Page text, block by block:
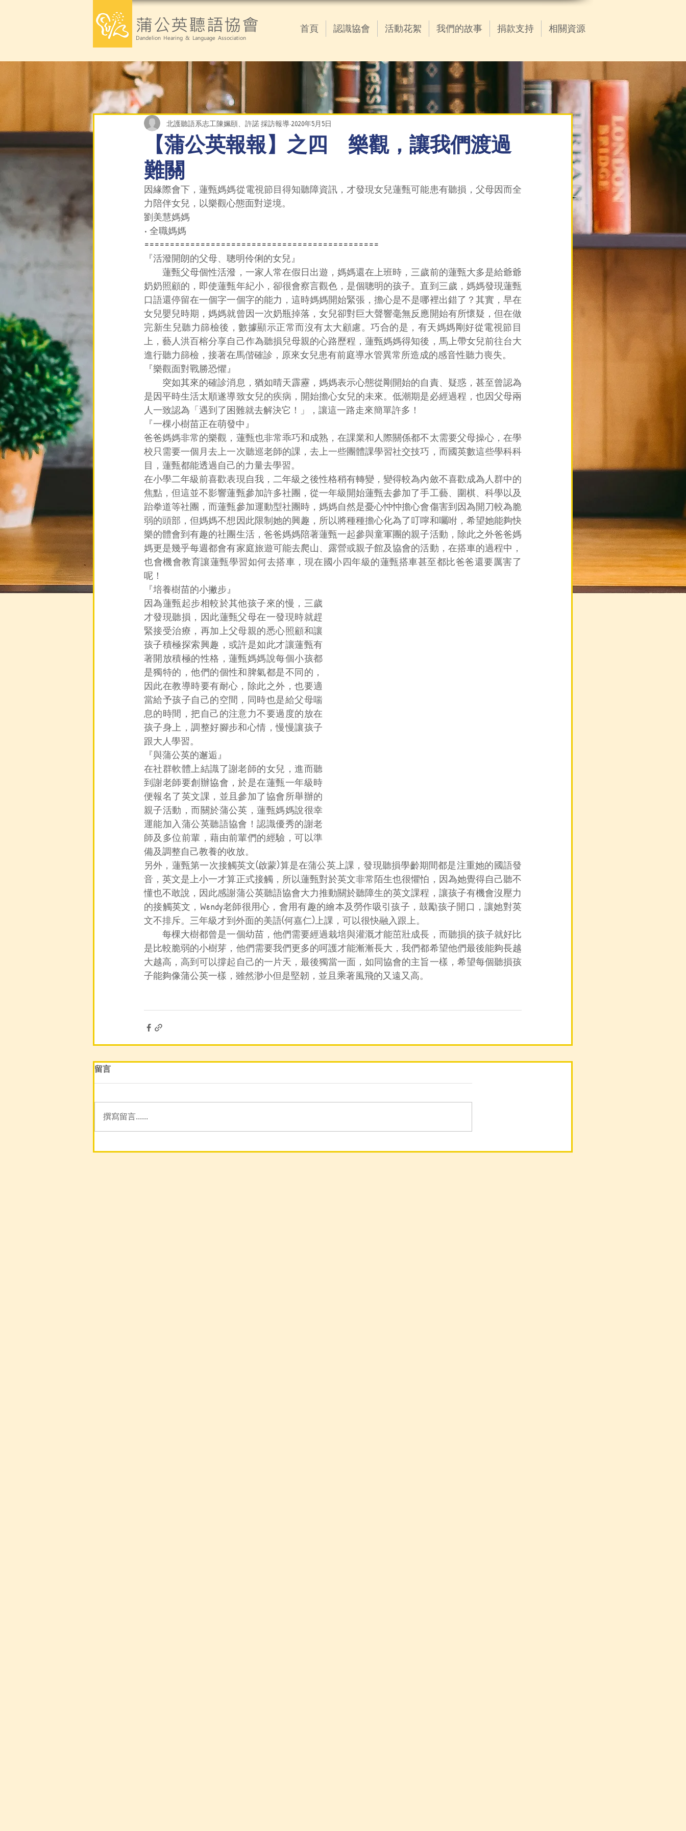
蒲公英聽語協會
Dandelion Hearing & Language Association
首頁 認識協會 活動花絮 我們的故事 捐款支持 相關資源
【蒲公英報報】之四 樂觀，讓我們渡過
難關
北護聽語系志工陳姵頤、許諾 採訪報導 2020年5月5日
因緣際會下，蓮甄媽媽從電視節目得知聽障資訊，才發現女兒蓮甄可能患有聽損，父母因而全
力陪伴女兒，以樂觀心態面對逆境。
劉美慧媽媽
• 全職媽媽
==============================================
『活潑開朗的父母、聰明伶俐的女兒』
蓮甄父母個性活潑，一家人常在假日出遊，媽媽還在上班時，三歲前的蓮甄大多是給爺爺
奶奶照顧的，即使蓮甄年紀小，卻很會察言觀色，是個聰明的孩子。直到三歲，媽媽發現蓮甄
口語還停留在一個字一個字的能力，這時媽媽開始緊張，擔心是不是哪裡出錯了？其實，早在
女兒嬰兒時期，媽媽就曾因一次奶瓶掉落，女兒卻對巨大聲響毫無反應開始有所懷疑，但在做
完新生兒聽力篩檢後，數據顯示正常而沒有太大顧慮。巧合的是，有天媽媽剛好從電視節目
上，藝人洪百榕分享自己作為聽損兒母親的心路歷程，蓮甄媽媽得知後，馬上帶女兒前往台大
進行聽力篩檢，接著在馬偕確診，原來女兒患有前庭導水管異常所造成的感音性聽力喪失。
『樂觀面對戰勝恐懼』
突如其來的確診消息，猶如晴天霹靂，媽媽表示心態從剛開始的自責、疑惑，甚至曾認為
是因平時生活太順遂導致女兒的疾病，開始擔心女兒的未來。低潮期是必經過程，也因父母兩
人一致認為「遇到了困難就去解決它！」，讓這一路走來簡單許多！
『一棵小樹苗正在萌發中』
爸爸媽媽非常的樂觀，蓮甄也非常乖巧和成熟，在課業和人際關係都不太需要父母操心，在學
校只需要一個月去上一次聽巡老師的課，去上一些團體課學習社交技巧，而國英數這些學科科
目，蓮甄都能透過自己的力量去學習。
在小學二年級前喜歡表現自我，二年級之後性格稍有轉變，變得較為內斂不喜歡成為人群中的
焦點，但這並不影響蓮甄參加許多社團，從一年級開始蓮甄去參加了手工藝、圍棋、科學以及
跆拳道等社團，而蓮甄參加運動型社團時，媽媽自然是憂心忡忡擔心會傷害到因為開刀較為脆
弱的頭部，但媽媽不想因此限制她的興趣，所以將種種擔心化為了叮嚀和囑咐，希望她能夠快
樂的體會到有趣的社團生活，爸爸媽媽陪著蓮甄一起參與童軍團的親子活動，除此之外爸爸媽
媽更是幾乎每週都會有家庭旅遊可能去爬山、露營或親子館及協會的活動，在搭車的過程中，
也會機會教育讓蓮甄學習如何去搭車，現在國小四年級的蓮甄搭車甚至都比爸爸還要厲害了
呢！
『培養樹苗的小撇步』
因為蓮甄起步相較於其他孩子來的慢，三歲
才發現聽損，因此蓮甄父母在一發現時就趕
緊接受治療，再加上父母親的悉心照顧和讓
孩子積極探索興趣，或許是如此才讓蓮甄有
著開放積極的性格，蓮甄媽媽說每個小孩都
是獨特的，他們的個性和脾氣都是不同的，
因此在教導時要有耐心，除此之外，也要適
當給予孩子自己的空間，同時也是給父母喘
息的時間，把自己的注意力不要過度的放在
孩子身上，調整好腳步和心情，慢慢讓孩子
跟大人學習。
『與蒲公英的邂逅』
在社群軟體上結識了謝老師的女兒，進而聽
到謝老師要創辦協會，於是在蓮甄一年級時
便報名了英文課，並且參加了協會所舉辦的
親子活動，而關於蒲公英，蓮甄媽媽說很幸
運能加入蒲公英聽語協會！認識優秀的謝老
師及多位前輩，藉由前輩們的經驗，可以準
備及調整自己教養的收放。
另外，蓮甄第一次接觸英文(啟蒙)算是在蒲公英上課，發現聽損學齡期間都是注重她的國語發
音，英文是上小一才算正式接觸，所以蓮甄對於英文非常陌生也很懼怕，因為她覺得自己聽不
懂也不敢說，因此感謝蒲公英聽語協會大力推動關於聽障生的英文課程，讓孩子有機會沒壓力
的接觸英文，Wendy老師很用心，會用有趣的繪本及勞作吸引孩子，鼓勵孩子開口，讓她對英
文不排斥。三年級才到外面的美語(何嘉仁)上課，可以很快融入跟上。
每棵大樹都曾是一個幼苗，他們需要經過栽培與灌溉才能茁壯成長，而聽損的孩子就好比
是比較脆弱的小樹芽，他們需要我們更多的呵護才能漸漸長大，我們都希望他們最後能夠長越
大越高，高到可以撐起自己的一片天，最後獨當一面，如同協會的主旨一樣，希望每個聽損孩
子能夠像蒲公英一樣，雖然渺小但是堅韌，並且乘著風飛的又遠又高。
留言
撰寫留言......